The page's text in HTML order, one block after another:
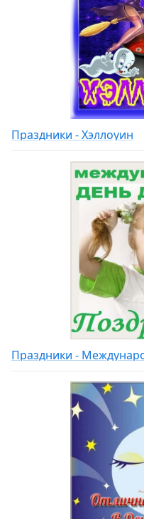
Праздники - Хэллоуин
Праздники -